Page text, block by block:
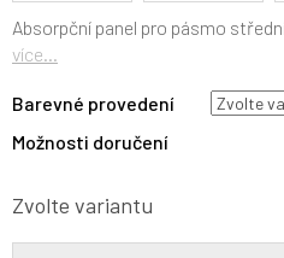
Zvolte variantu
Barevné provedení
Možnosti doručení
Absorpční panel pro pásmo
více...